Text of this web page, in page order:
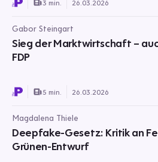
3 min. 26.03.2026
Gabor Steingart
Sieg der Marktwirtschaft –
FDP
5 min. 26.03.2026
Magdalena Thiele
Deepfake-Gesetz: Kritik an
Grünen-Entwurf